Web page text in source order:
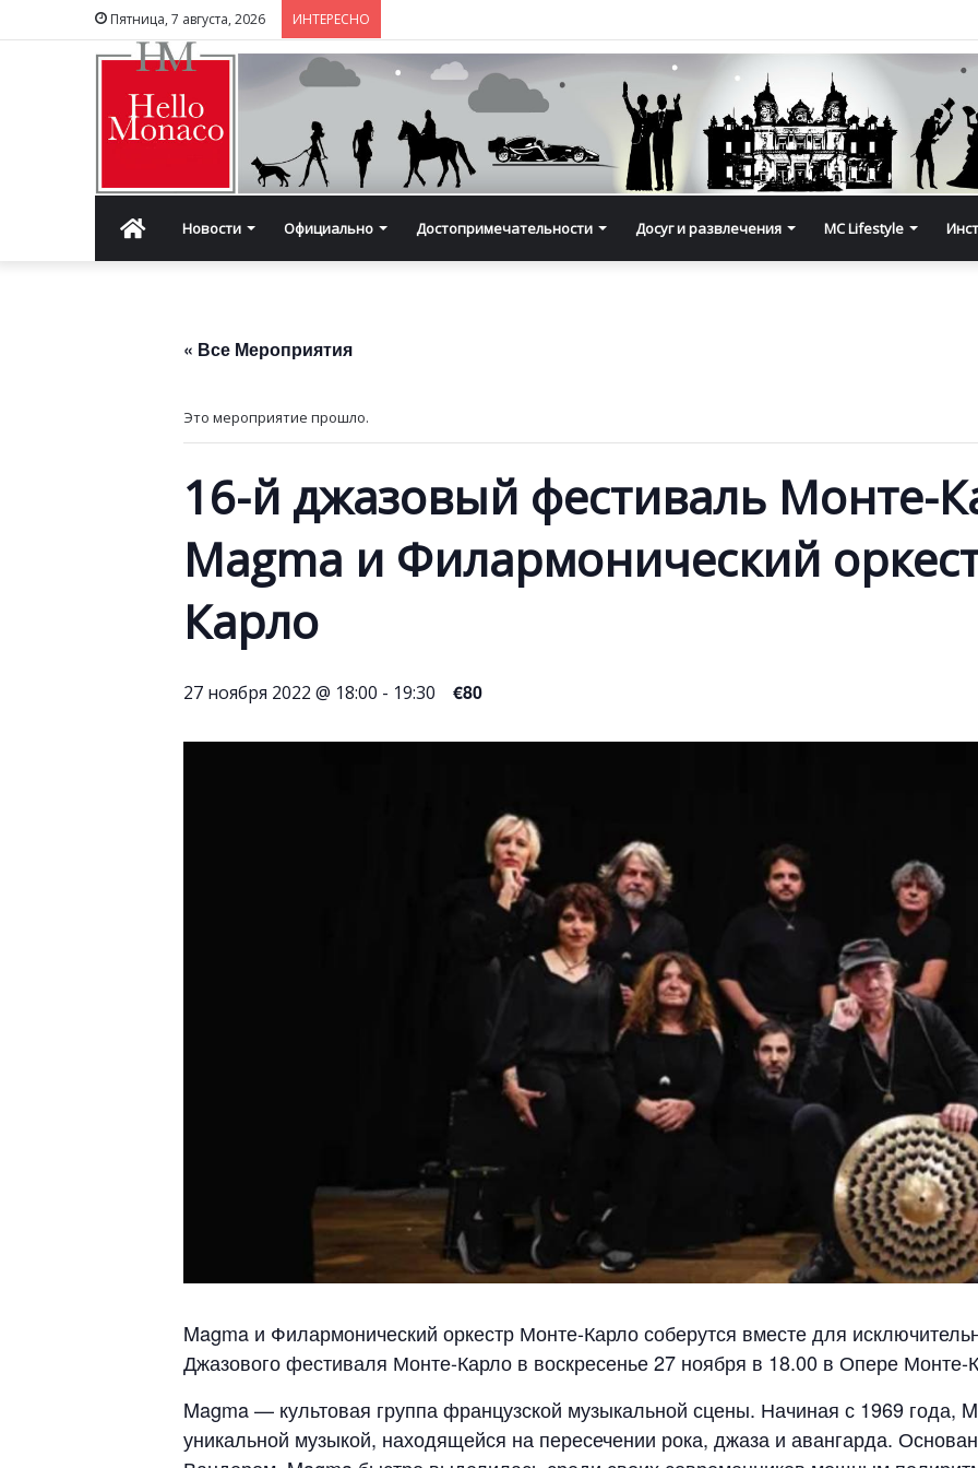
Пятница, 7 августа, 2026 ИНТЕРЕСНО
ГлавнаяНовости Официально Достопримечательности Досуг и развлечения MC Lifestyle
« Все Мероприятия
Это мероприятие прошло.
16-й джазовый фестиваль Монте-
Magma и Филармонический
Карло
27 ноября 2022 @ 18:00 - 19:30 €80
Magma и Филармонический оркестр Монте-Карло соберутся вместе для
Джазового фестиваля Монте-Карло в воскресенье 27 ноября в 18.00 в Опере
Magma — культовая группа французской музыкальной сцены. Начиная с 1969 года,
уникальной музыкой, находящейся на пересечении рока, джаза и авангарда.